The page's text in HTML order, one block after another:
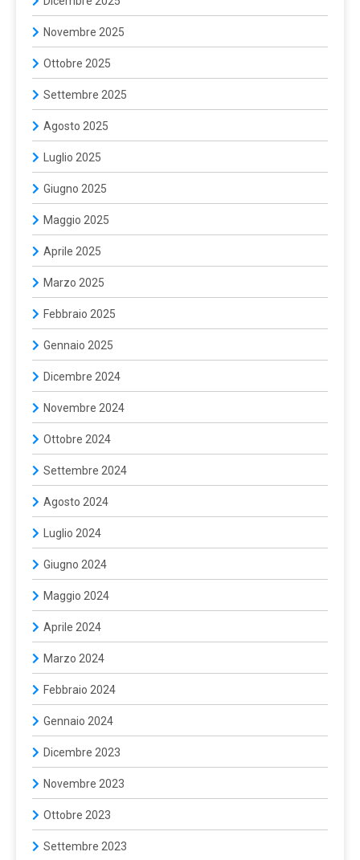
Novembre 2025
Ottobre 2025
Settembre 2025
Agosto 2025
Luglio 2025
Giugno 2025
Maggio 2025
Aprile 2025
Marzo 2025
Febbraio 2025
Gennaio 2025
Dicembre 2024
Novembre 2024
Ottobre 2024
Settembre 2024
Agosto 2024
Luglio 2024
Giugno 2024
Maggio 2024
Aprile 2024
Marzo 2024
Febbraio 2024
Gennaio 2024
Dicembre 2023
Novembre 2023
Ottobre 2023
Settembre 2023